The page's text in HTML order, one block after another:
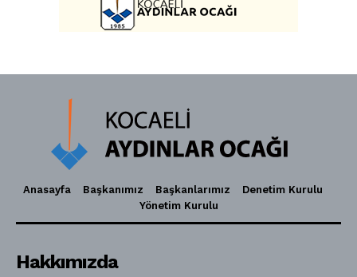
Anasayfa Başkanımız Başkanlarımız
Denetim Kurulu
Yönetim Kurulu
Hakkımızda